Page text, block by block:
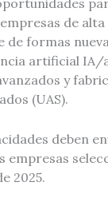
de
formas
artificial
y
(UAS).
deben
empresas
2025.